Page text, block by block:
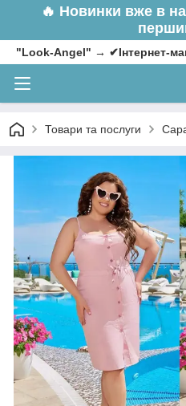
🔥 Новинки вже в
"Look-Angel" → ✔Інтернет-
Товари та послуги